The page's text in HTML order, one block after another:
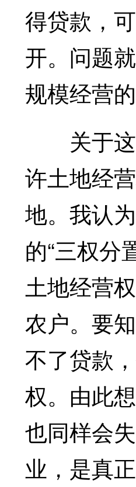
得贷款，
开。问题
规模经营
关于这
许土地经
地。我认
的“三权分
土地经营
农户。要
不了贷款
权。由此
也同样会
业，是真